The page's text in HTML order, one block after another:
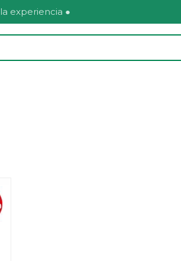
experiencia ●